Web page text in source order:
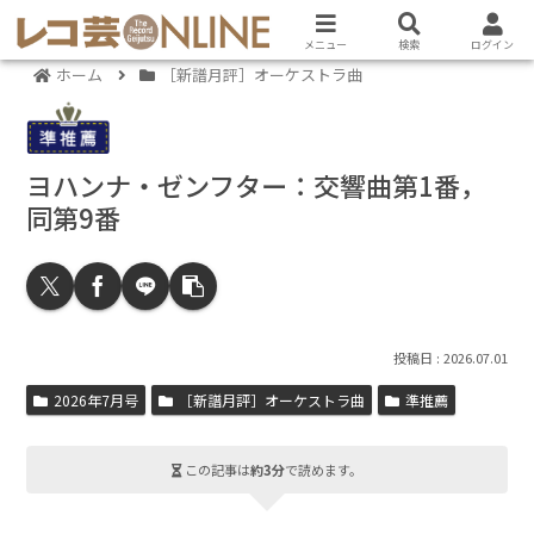
ホーム ［新譜月評］オーケストラ曲
ヨハンナ・ゼンフター：交響曲第1番，
同第9番
2026.07.01
2026年7月号 ［新譜月評］オーケストラ曲 準推薦
この記事は約3分で読めます。
メニュー 検索 ログイン